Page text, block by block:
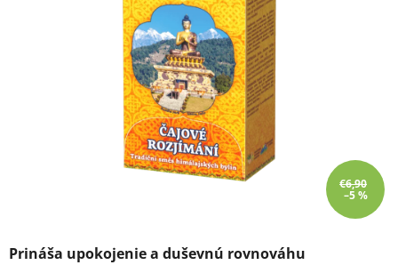
Prináša upokojenie a duševnú rovnováhu
€6,90
–5 %